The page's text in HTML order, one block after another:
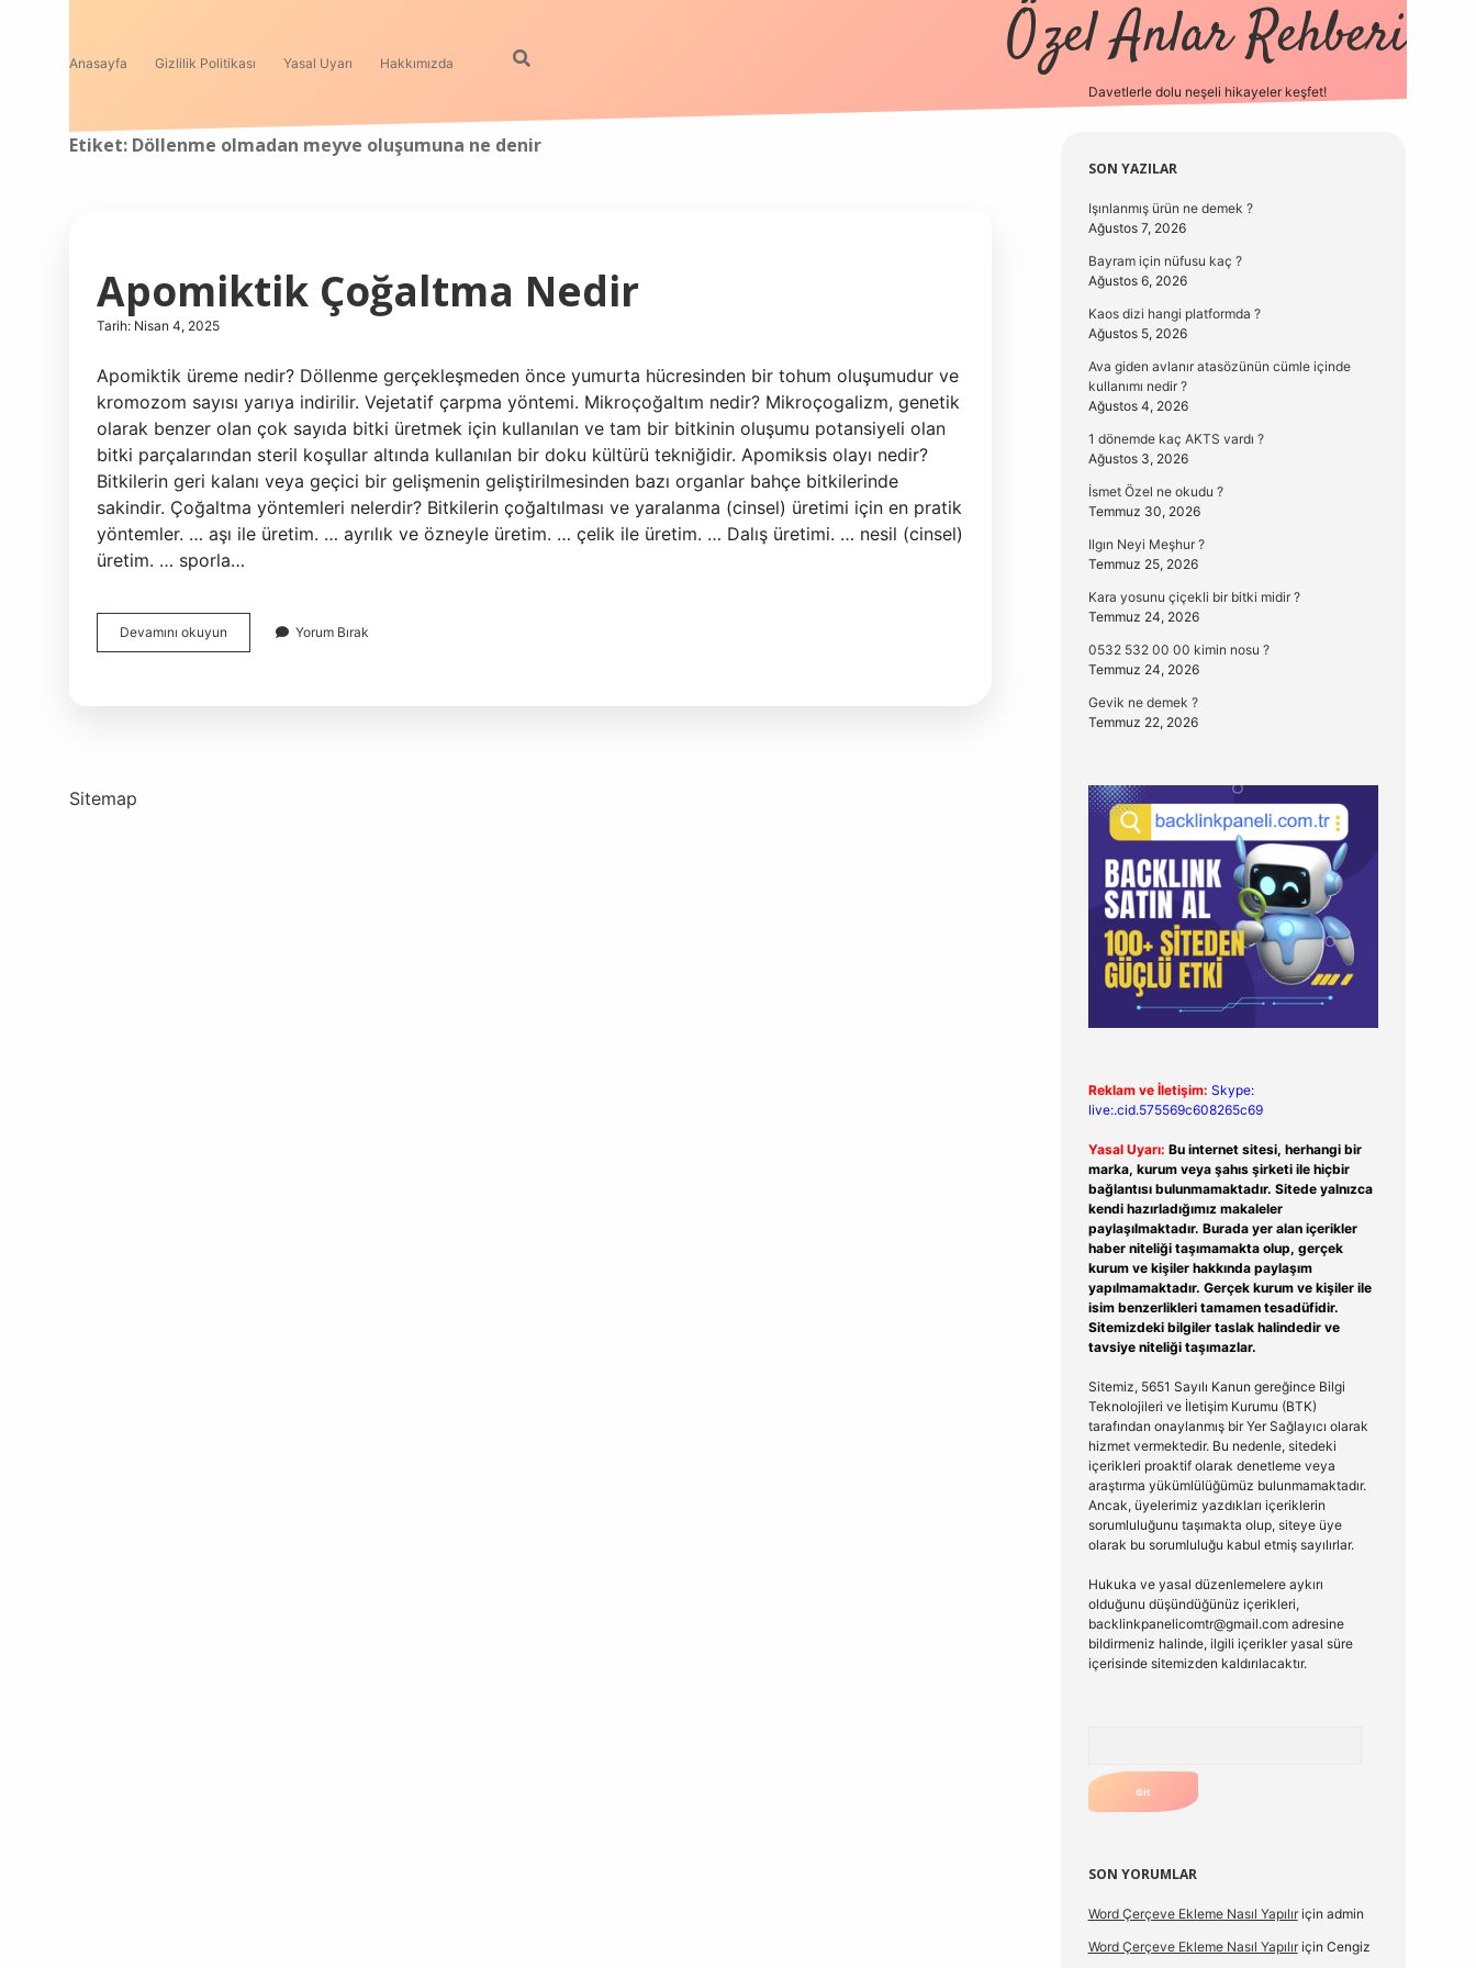
Anasayfa Gizlilik Politikası Yasal Uyarı Hakkımızda Özel Anlar Rehberi
Davetlerle dolu neşeli hikayeler keşfet!
Etiket: Döllenme olmadan meyve oluşumuna ne denir
Apomiktik Çoğaltma Nedir
Tarih: Nisan 4, 2025
Apomiktik üreme nedir? Döllenme gerçekleşmeden önce yumurta hücresinden bir tohum oluşumudur ve
kromozom sayısı yarıya indirilir. Vejetatif çarpma yöntemi. Mikroçoğaltım nedir? Mikroçogalizm, genetik
olarak benzer olan çok sayıda bitki üretmek için kullanılan ve tam bir bitkinin oluşumu potansiyeli olan
bitki parçalarından steril koşullar altında kullanılan bir doku kültürü tekniğidir. Apomiksis olayı nedir?
Bitkilerin geri kalanı veya geçici bir gelişmenin geliştirilmesinden bazı organlar bahçe bitkilerinde
sakindir. Çoğaltma yöntemleri nelerdir? Bitkilerin çoğaltılması ve yaralanma (cinsel) üretimi için en pratik
yöntemler. … aşı ile üretim. … ayrılık ve özneyle üretim. … çelik ile üretim. … Dalış üretimi. … nesil (cinsel)
üretim. … sporla…
Devamını okuyun Apomiktik
Çoğaltma
Yorum Bırak
Sitemap
Sidebar
SON YAZILAR
Işınlanmış ürün ne demek ?
Ağustos 7, 2026
Bayram için nüfusu kaç ?
Ağustos 6, 2026
Kaos dizi hangi platformda ?
Ağustos 5, 2026
Ava giden avlanır atasözünün cümle içinde
kullanımı nedir ?
Ağustos 4, 2026
1 dönemde kaç AKTS vardı ?
Ağustos 3, 2026
İsmet Özel ne okudu ?
Temmuz 30, 2026
Ilgın Neyi Meşhur ?
Temmuz 25, 2026
Kara yosunu çiçekli bir bitki midir ?
Temmuz 24, 2026
0532 532 00 00 kimin nosu ?
Temmuz 24, 2026
Gevik ne demek ?
Temmuz 22, 2026
Reklam ve İletişim: Skype:
live:.cid.575569c608265c69
Yasal Uyarı: Bu internet sitesi, herhangi bir
marka, kurum veya şahıs şirketi ile hiçbir
bağlantısı bulunmamaktadır. Sitede yalnızca
kendi hazırladığımız makaleler
paylaşılmaktadır. Burada yer alan içerikler
haber niteliği taşımamakta olup, gerçek
kurum ve kişiler hakkında paylaşım
yapılmamaktadır. Gerçek kurum ve kişiler ile
isim benzerlikleri tamamen tesadüfidir.
Sitemizdeki bilgiler taslak halindedir ve
tavsiye niteliği taşımazlar.
Sitemiz, 5651 Sayılı Kanun gereğince Bilgi
Teknolojileri ve İletişim Kurumu (BTK)
tarafından onaylanmış bir Yer Sağlayıcı olarak
hizmet vermektedir. Bu nedenle, sitedeki
içerikleri proaktif olarak denetleme veya
araştırma yükümlülüğümüz bulunmamaktadır.
Ancak, üyelerimiz yazdıkları içeriklerin
sorumluluğunu taşımakta olup, siteye üye
olarak bu sorumluluğu kabul etmiş sayılırlar.
Hukuka ve yasal düzenlemelere aykırı
olduğunu düşündüğünüz içerikleri,
backlinkpanelicomtr@gmail.comadresine
bildirmeniz halinde, ilgili içerikler yasal süre
içerisinde sitemizden kaldırılacaktır.
SON YORUMLAR
Word Çerçeve Ekleme Nasıl Yapılıriçin admin
Word Çerçeve Ekleme Nasıl Yapılıriçin Cengiz